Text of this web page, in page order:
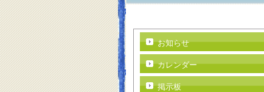
お知らせ
カレンダー
掲示板